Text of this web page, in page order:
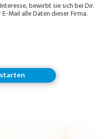
bewirbt sie sich bei Dir.
Mail alle Daten dieser Firma.